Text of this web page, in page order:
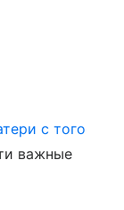
с того
важные